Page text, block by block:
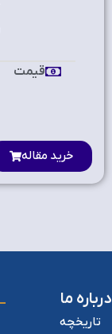
قیمت
خرید مقاله
درباره ما
تاریخچه